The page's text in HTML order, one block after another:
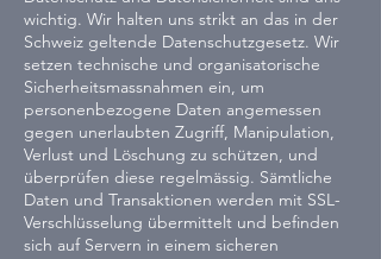
wichtig. Wir halten uns strikt an das in der
Schweiz geltende Datenschutzgesetz. Wir
setzen technische und organisatorische
Sicherheitsmassnahmen ein, um
personenbezogene Daten angemessen
gegen unerlaubten Zugriff, Manipulation,
Verlust und Löschung zu schützen, und
überprüfen diese regelmässig. Sämtliche
Daten und Transaktionen werden mit SSL-
Verschlüsselung übermittelt und befinden
sich auf Servern in einem sicheren